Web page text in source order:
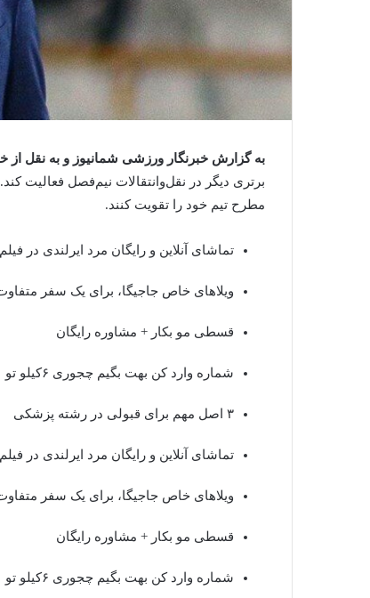
به گزارش خبرنگار ورزشی شمانیوز و به نقل از
برتری دیگر در نقل‌وانتقالات نیم‌فصل فعالیت
مطرح تیم خود را تقویت کنند.
تماشای آنلاین و رایگان مرد ایرلندی در
ویلاهای خاص جاجیگا، برای یک سفر
قسطی مو بکار + مشاوره رایگان
شماره وارد کن بهت بگیم چجوری ۶کیلو تو ۱ ماه کم کنی!!
۳ اصل مهم برای قبولی در رشته پزشکی
تماشای آنلاین و رایگان مرد ایرلندی در
ویلاهای خاص جاجیگا، برای یک سفر
قسطی مو بکار + مشاوره رایگان
شماره وارد کن بهت بگیم چجوری ۶کیلو تو ۱ ماه کم کنی!!